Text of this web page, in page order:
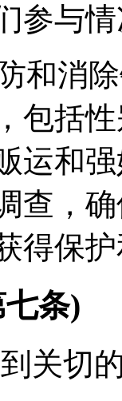
参与
和消
包括
运和
查，
得保
条)
关切